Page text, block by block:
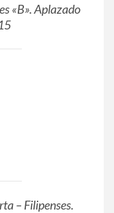
«B». Aplazado
– Filipenses.